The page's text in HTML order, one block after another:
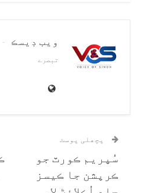
ويب ڊيسڪ
تبصرے
پچھلی پوسٹ
سُپريم ڪورٽ جو
ڪرپشن جا ڪيسز